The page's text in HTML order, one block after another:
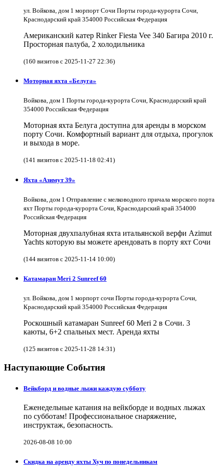
ул. Войкова, дом 1 морпорт Сочи Порты города-курорта Сочи,
Краснодарский край 354000 Российская Федерация
Американский катер Rinker Fiesta Vee 340 Багира 2010 г.
Просторная палуба, 2 холодильника
(160 визитов с 2025-11-27 22:36)
Моторная яхта «Белуга»
Войкова, дом 1 Порты города-курорта Сочи, Краснодарский край
354000 Российская Федерация
Моторная яхта Белуга доступна для аренды в морском
порту Сочи. Комфортный вариант для отдыха, прогулок
и выхода в море.
(141 визитов с 2025-11-18 02:41)
Яхта «Азимут 39»
Войкова, дом 1 Отправление с мелководного причала морского порта
яхт Порты города-курорта Сочи, Краснодарский край 354000
Российская Федерация
Моторная двухпалубная яхта итальянской верфи Azimut
Yachts которую вы можете арендовать в порту яхт Сочи
(144 визитов с 2025-11-14 10:00)
Катамаран Meri 2 Sunreef 60
ул. Войкова, дом 1 морпорт сочи Порты города-курорта Сочи,
Краснодарский край 354000 Российская Федерация
Роскошный катамаран Sunreef 60 Meri 2 в Сочи. 3
каюты, 6+2 спальных мест. Аренда яхты
(125 визитов с 2025-11-28 14:31)
Наступающие События
Вейкборд и водные лыжи каждую субботу
Еженедельные катания на вейкборде и водных лыжах
по субботам! Профессиональное снаряжение,
инструктаж, безопасность.
2026-08-08 10:00
Скидка на аренду яхты Хуч по понедельникам